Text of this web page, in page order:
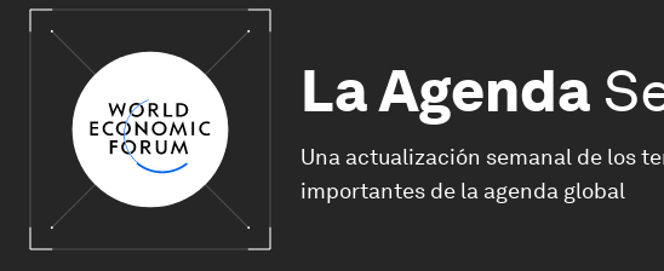
La Agenda
Una actualización semanal de los
importantes de la agenda global